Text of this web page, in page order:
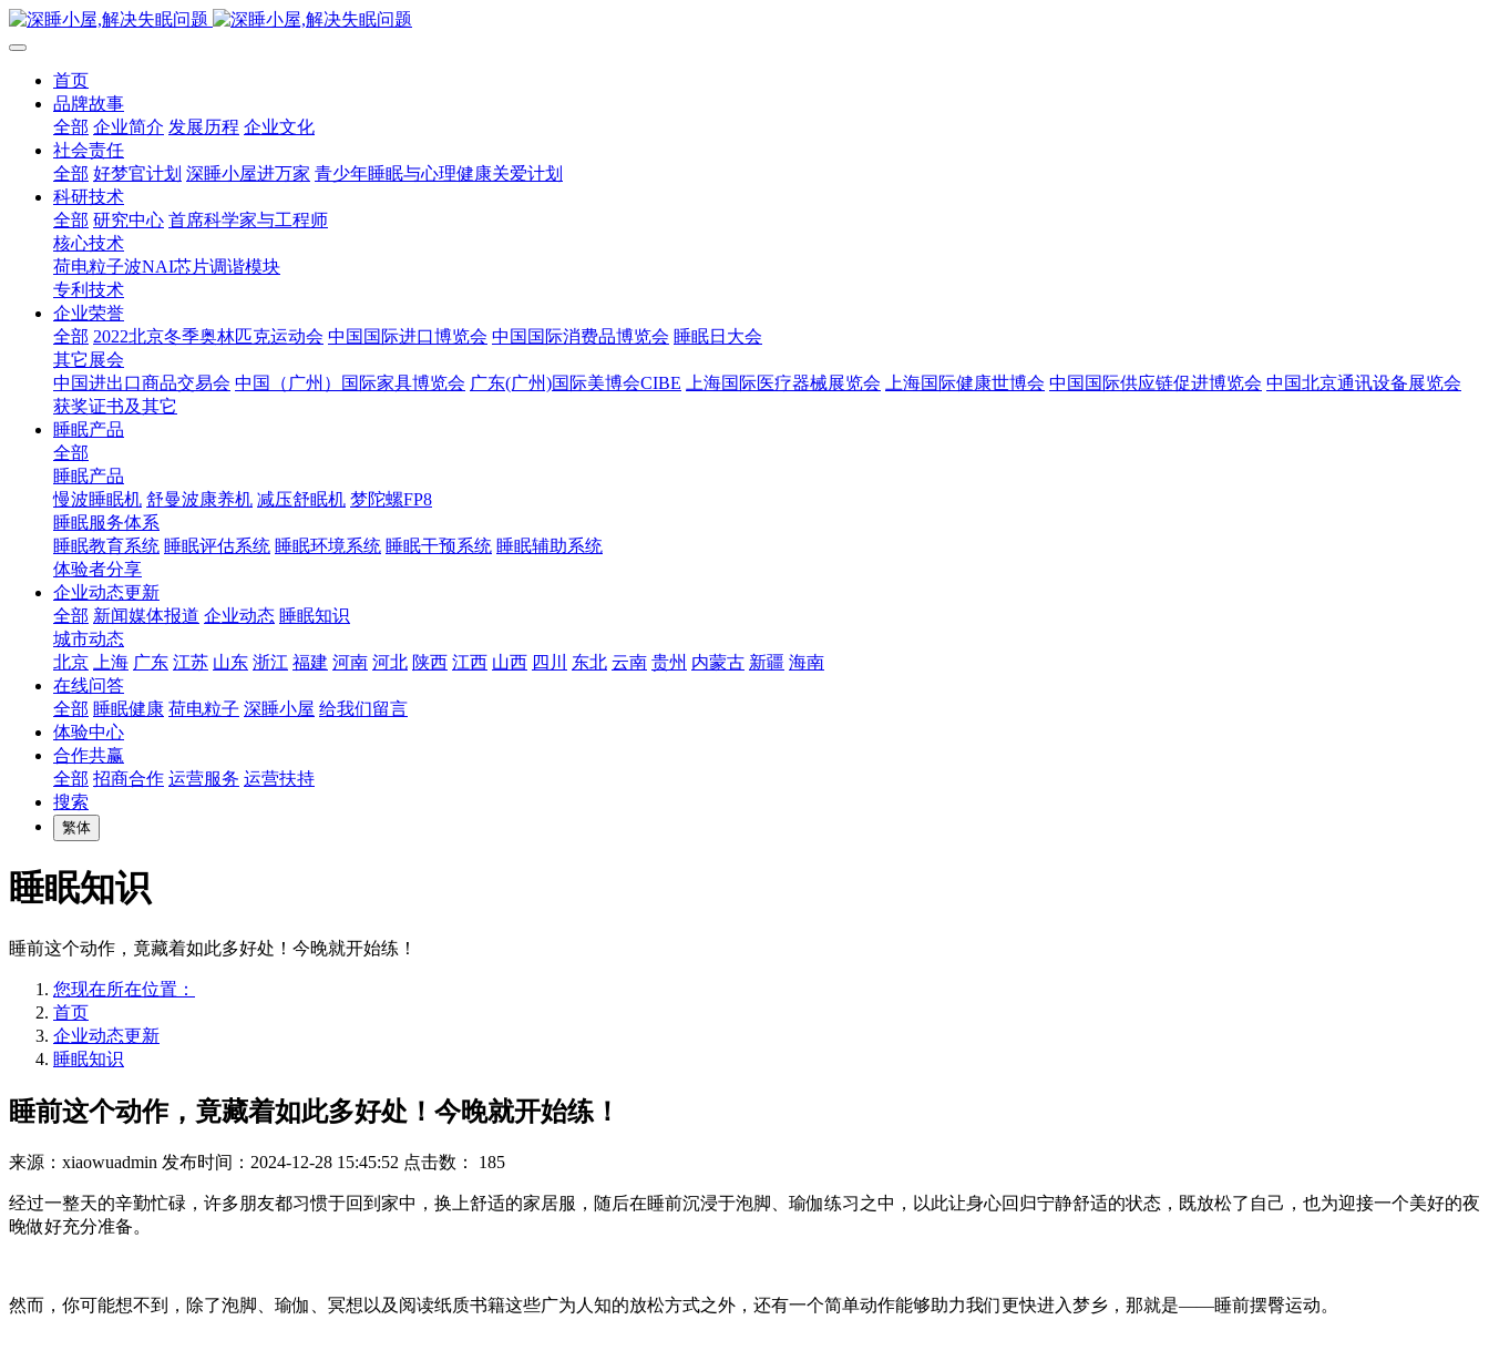
首页
品牌故事
全部 企业简介 发展历程 企业文化
社会责任
全部 好梦官计划 深睡小屋进万家 青少年睡眠与心理健康关爱计划
科研技术
全部 研究中心 首席科学家与工程师
核心技术
荷电粒子波NAI芯片调谐模块
专利技术
企业荣誉
全部 2022北京冬季奥林匹克运动会 中国国际进口博览会 中国国际消费品博览会 睡眠日大会
其它展会
中国进出口商品交易会 中国（广州）国际家具博览会 广东(广州)国际美博会CIBE 上海国际医疗器械展览会 上海国际健康世博会 中国国际供应链促进博览会 中国北京通讯设备展览会
获奖证书及其它
睡眠产品
全部
睡眠产品
慢波睡眠机 舒曼波康养机 减压舒眠机 梦陀螺FP8
睡眠服务体系
睡眠教育系统 睡眠评估系统 睡眠环境系统 睡眠干预系统 睡眠辅助系统
体验者分享
企业动态更新
全部 新闻媒体报道 企业动态 睡眠知识
城市动态
北京
上海 广东 江苏 山东 浙江 福建 河南 河北 陕西 江西 山西 四川 东北 云南 贵州 内蒙古 新疆 海南
在线问答
全部 睡眠健康 荷电粒子 深睡小屋 给我们留言
体验中心
合作共赢
全部 招商合作 运营服务 运营扶持
搜索
繁体
睡眠知识
睡前这个动作，竟藏着如此多好处！今晚就开始练！
您现在所在位置：
首页
企业动态更新
睡眠知识
睡前这个动作，竟藏着如此多好处！今晚就开始练！
来源：xiaowuadmin 发布时间：2024-12-28 15:45:52 点击数： 185
经过一整天的辛勤忙碌，许多朋友都习惯于回到家中，换上舒适的家居服，随后在睡前沉浸于泡脚、瑜伽练习之中，以此让身心回归宁静舒适的状态，既放松了自己，也为迎接一个美好的夜
晚做好充分准备。
然而，你可能想不到，除了泡脚、瑜伽、冥想以及阅读纸质书籍这些广为人知的放松方式之外，还有一个简单动作能够助力我们更快进入梦乡，那就是——睡前摆臀运动。